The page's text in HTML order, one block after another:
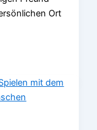
Ort